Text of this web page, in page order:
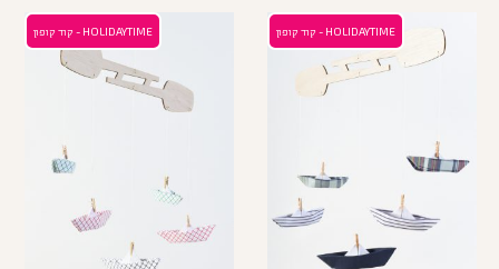
HOLIDAYTIME - קוד קופון HOLIDAYTIME - קוד קופון